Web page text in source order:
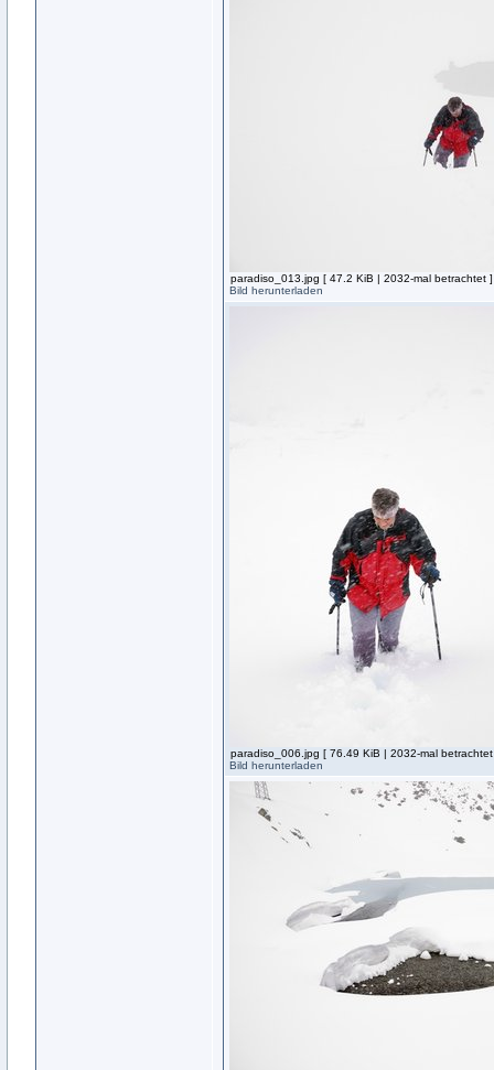
paradiso_013.jpg [ 47.2 KiB | 2032-mal betrachtet ]
Bild herunterladen
paradiso_006.jpg [ 76.49 KiB | 2032-mal
Bild herunterladen